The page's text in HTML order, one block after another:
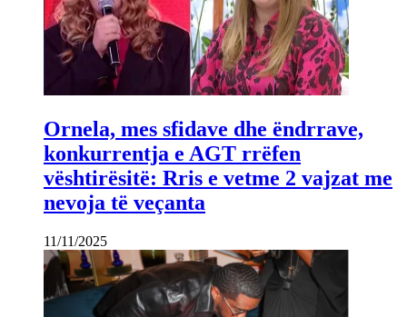
Ornela, mes sfidave dhe ëndrrave,
konkurrentja e AGT rrëfen
vështirësitë: Rris e vetme 2 vajzat me
nevoja të veçanta
11/11/2025